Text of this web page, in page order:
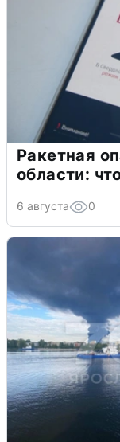
Ракетная
области:
6 августа 0